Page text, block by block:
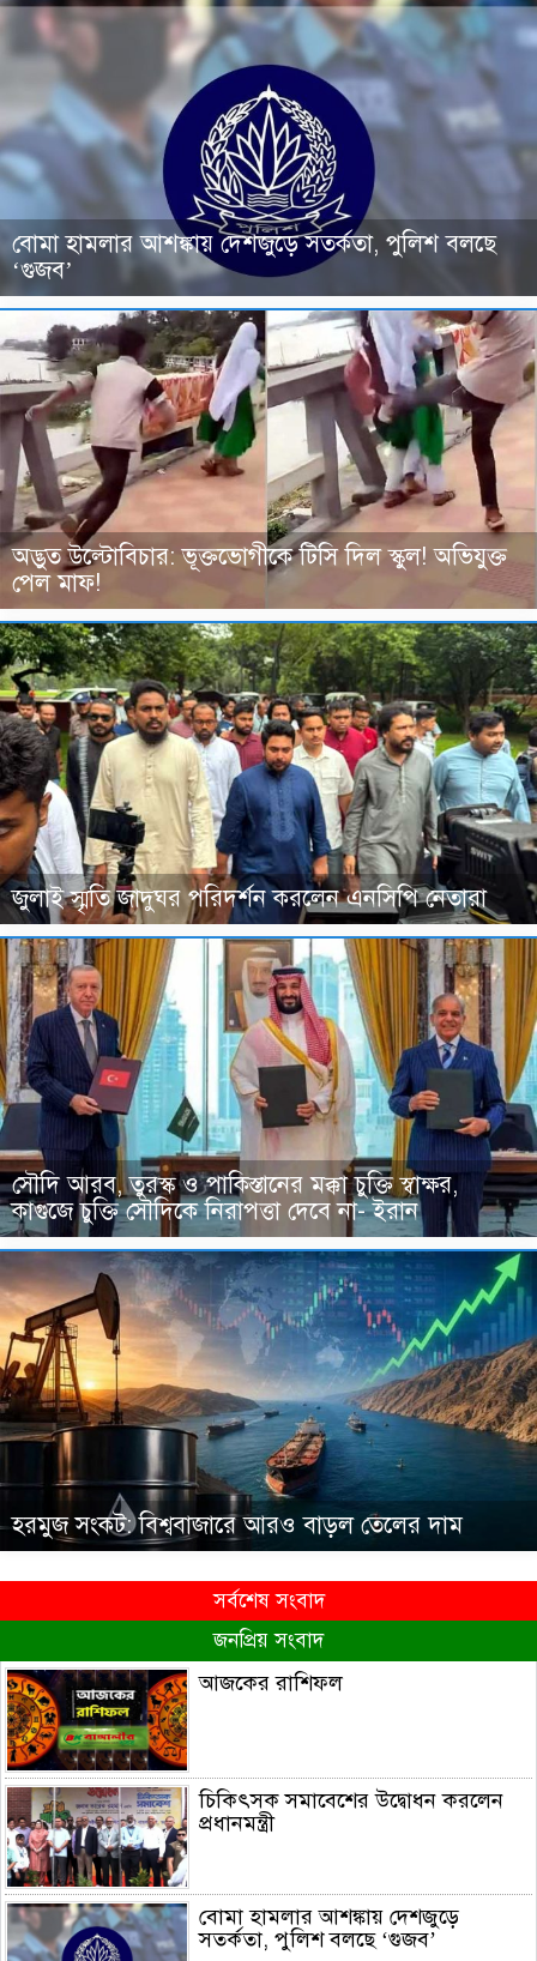
বোমা হামলার আশঙ্কায় দেশজুড়ে সতর্কতা, পুলিশ বলছে
‘গুজব’
অদ্ভুত উল্টোবিচার: ভূক্তভোগীকে টিসি দিল স্কুল! অভিযুক্ত
পেল মাফ!
জুলাই স্মৃতি জাদুঘর পরিদর্শন করলেন এনসিপি নেতারা
সৌদি আরব, তুরস্ক ও পাকিস্তানের মক্কা চুক্তি স্বাক্ষর,
কাগুজে চুক্তি সৌদিকে নিরাপত্তা দেবে না- ইরান
হরমুজ সংকট: বিশ্ববাজারে আরও বাড়ল তেলের দাম
সর্বশেষ সংবাদ
জনপ্রিয় সংবাদ
আজকের রাশিফল
চিকিৎসক সমাবেশের উদ্বোধন করলেন
প্রধানমন্ত্রী
বোমা হামলার আশঙ্কায় দেশজুড়ে
সতর্কতা, পুলিশ বলছে ‘গুজব’